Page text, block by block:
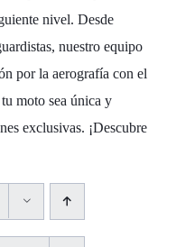
nivel. Desde
nuestro equipo
por la aerografía con el
moto sea única y
exclusivas. ¡Descubre